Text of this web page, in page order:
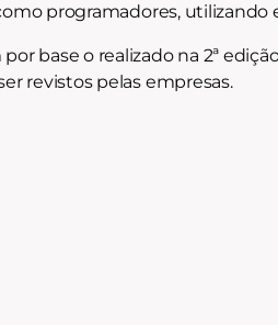
programadores, utilizando
base o realizado na 2ª
revistos pelas empresas.